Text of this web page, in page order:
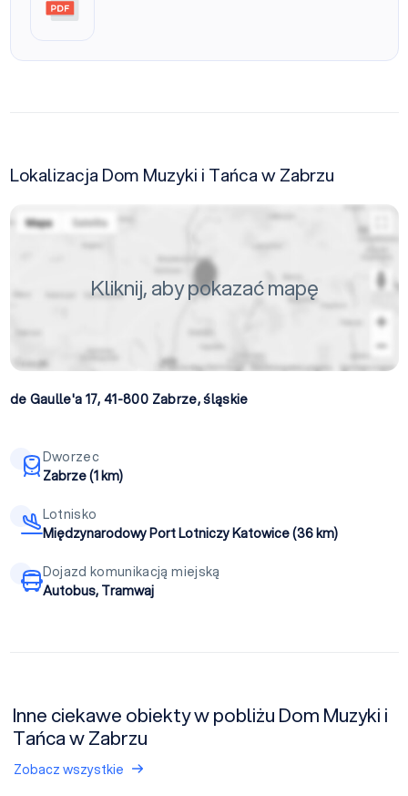
Lokalizacja Dom Muzyki i Tańca w Zabrzu
Kliknij, aby pokazać mapę
de Gaulle'a 17, 41-800 Zabrze,śląskie
Dworzec
Zabrze (1 km)
Lotnisko
Międzynarodowy Port Lotniczy Katowice (36 km)
Dojazd komunikacją miejską
Autobus, Tramwaj
Inne ciekawe obiekty w pobliżu Dom Muzyki i
Tańca w Zabrzu
Zobacz wszystkie